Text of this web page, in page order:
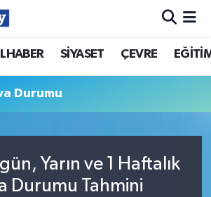
SİYASET ÇEVRE
Durumu
Yarın ve 1 Haftalık
Durumu Tahmini
Eczaneler
Haritası